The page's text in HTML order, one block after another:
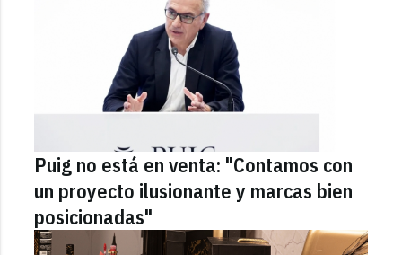
Puig no está en venta: "Contamos con
un proyecto ilusionante y marcas bien
posicionadas"